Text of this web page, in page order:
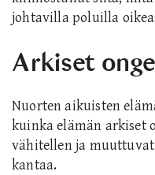
johtavilla poluilla
Arkiset
Nuorten aikuisten
kuinka elämän arkiset
vähitellen ja
kantaa.